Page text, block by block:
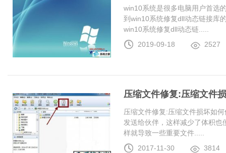
win10系统是很多电脑用户首选
到win10系统修复dll动态链接库
win10系统修复dll动态链.....
2019-09-18
2527
压缩文件修复:压缩文件
压缩文件修复:压缩文件损坏如
发送给伙伴，这样减少了体积
样就导致一些重要文件.....
2017-11-30
3814